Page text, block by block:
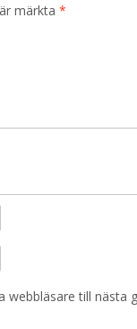
märkta *
till nästa